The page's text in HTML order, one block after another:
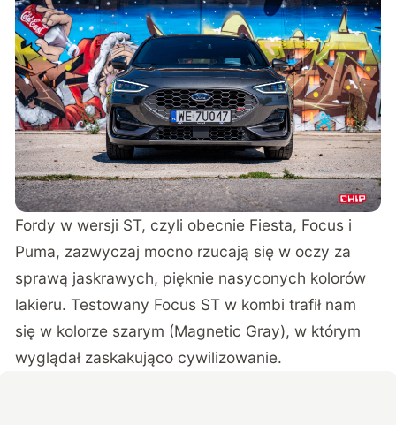
Fordy w wersji ST, czyli obecnie Fiesta, Focus i
Puma, zazwyczaj mocno rzucają się w oczy za
sprawą jaskrawych, pięknie nasyconych kolorów
lakieru. Testowany Focus ST w kombi trafił nam
się w kolorze szarym (Magnetic Gray), w którym
wyglądał zaskakująco cywilizowanie.